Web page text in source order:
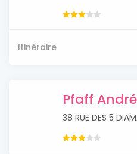
Itinéraire
Pfaff
38 RUE DES 5